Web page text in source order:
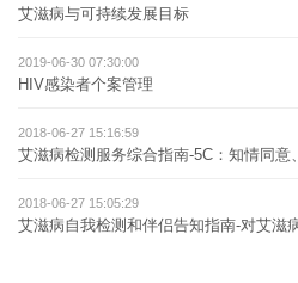
艾滋病与可持续发展目标
2019-06-30 07:30:00
HIV感染者个案管理
2018-06-27 15:16:59
艾滋病检测服务综合指南-5C：知情同
2018-06-27 15:05:29
艾滋病自我检测和伴侣告知指南-对艾滋